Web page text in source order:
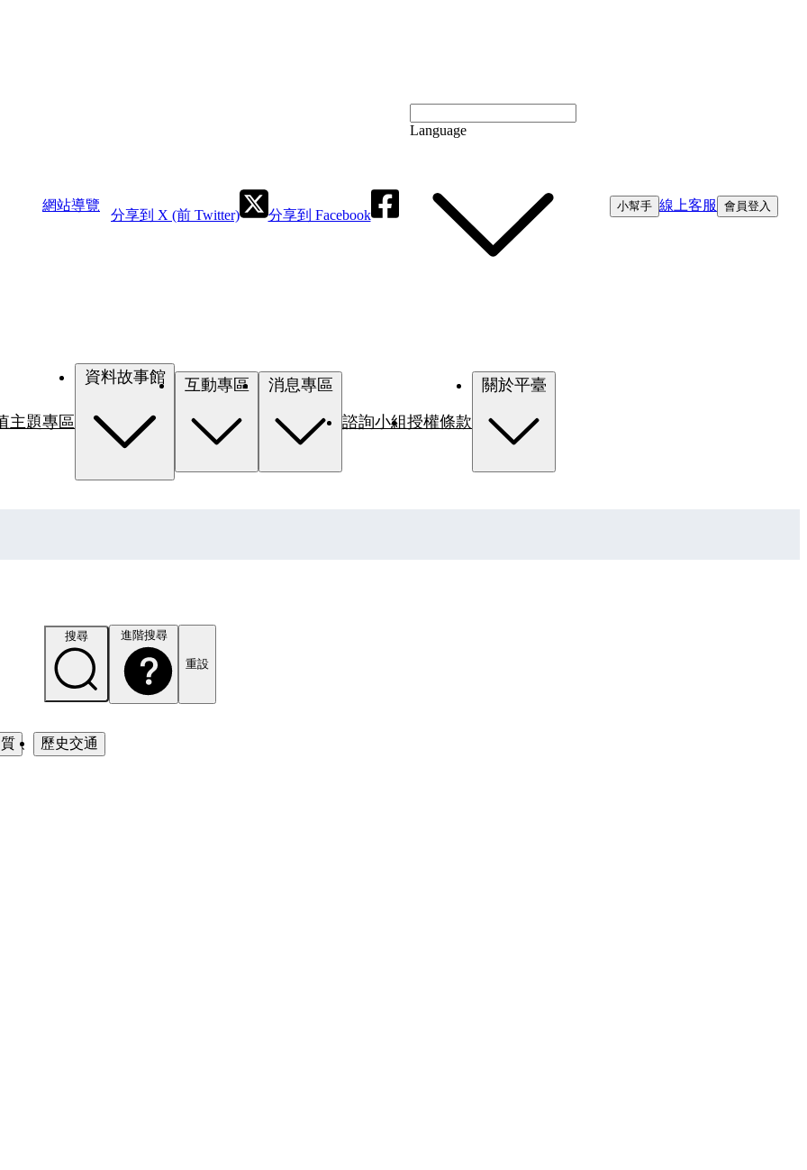
網站導覽
分享到 X (前 Twitter) 分享到 Facebook
Language
小幫手 線上客服 會員登入
主題專區
資料故事館
諮詢小組授權條款
搜尋 進階搜尋
重設
、 歷史交通